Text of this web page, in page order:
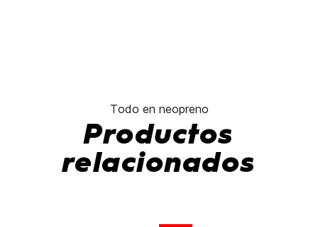
Todo en neopreno
Productos
relacionados